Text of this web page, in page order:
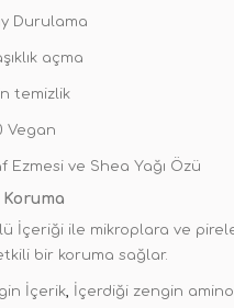
Durulama
açma
temizlik
Vegan
Ezmesi ve Shea Yağı Özü
İçeriği ile mikroplara ve
bir koruma sağlar.
İçerik, İçerdiği zengin